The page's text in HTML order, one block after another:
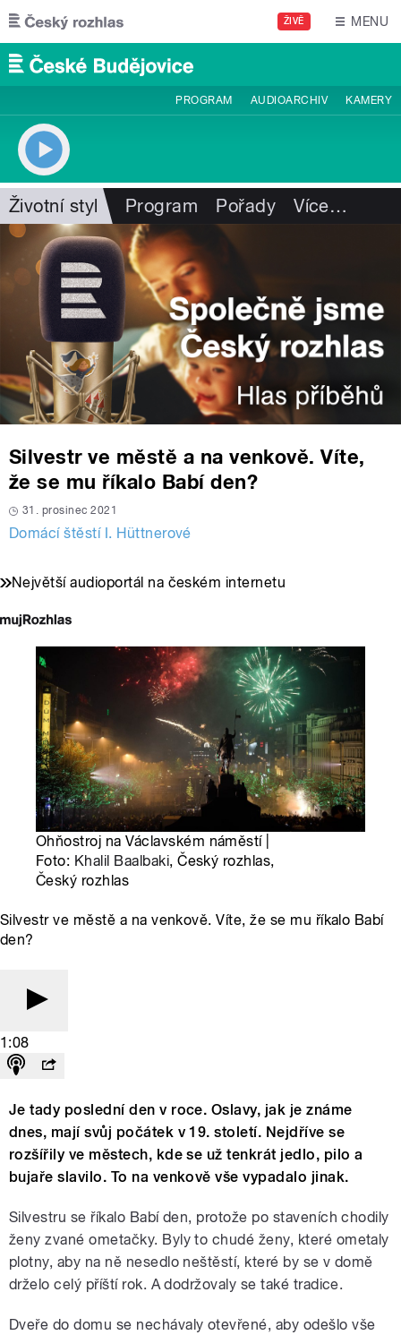
Přejít k hlavnímu obsahu
ŽIVĚ MENU
PROGRAM AUDIOARCHIV KAMERY
Životní styl Program Pořady Více…
Silvestr ve městě a na venkově. Víte,
že se mu říkalo Babí den?
31. prosinec 2021
Domácí štěstí I. Hüttnerové
Největší audioportál na českém internetu
Ohňostroj na Václavském náměstí |
Foto: Khalil Baalbaki, Český rozhlas,
Český rozhlas
Silvestr ve městě a na venkově. Víte, že se mu říkalo Babí
den?
1:08
Je tady poslední den v roce. Oslavy, jak je známe
dnes, mají svůj počátek v 19. století. Nejdříve se
rozšířily ve městech, kde se už tenkrát jedlo, pilo a
bujaře slavilo. To na venkově vše vypadalo jinak.
Silvestru se říkalo Babí den, protože po staveních chodily
ženy zvané ometačky. Byly to chudé ženy, které ometaly
plotny, aby na ně nesedlo neštěstí, které by se v domě
drželo celý příští rok. A dodržovaly se také tradice.
Dveře do domu se nechávaly otevřené, aby odešlo vše